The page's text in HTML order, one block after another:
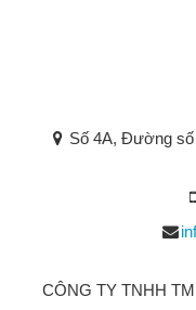
Số 4A, Đường số
CÔNG TY TNHH